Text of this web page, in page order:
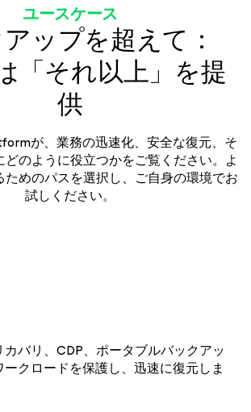
ユースケース
ップを超えて：
「それ以上」を提
供
が、業務の迅速化、安全な復元、そ
どのように役立つかをご覧ください。よ
ためのパスを選択し、ご自身の環境でお
試しください。
バリ、CDP、ポータブルバックアッ
クロードを保護し、迅速に復元しま